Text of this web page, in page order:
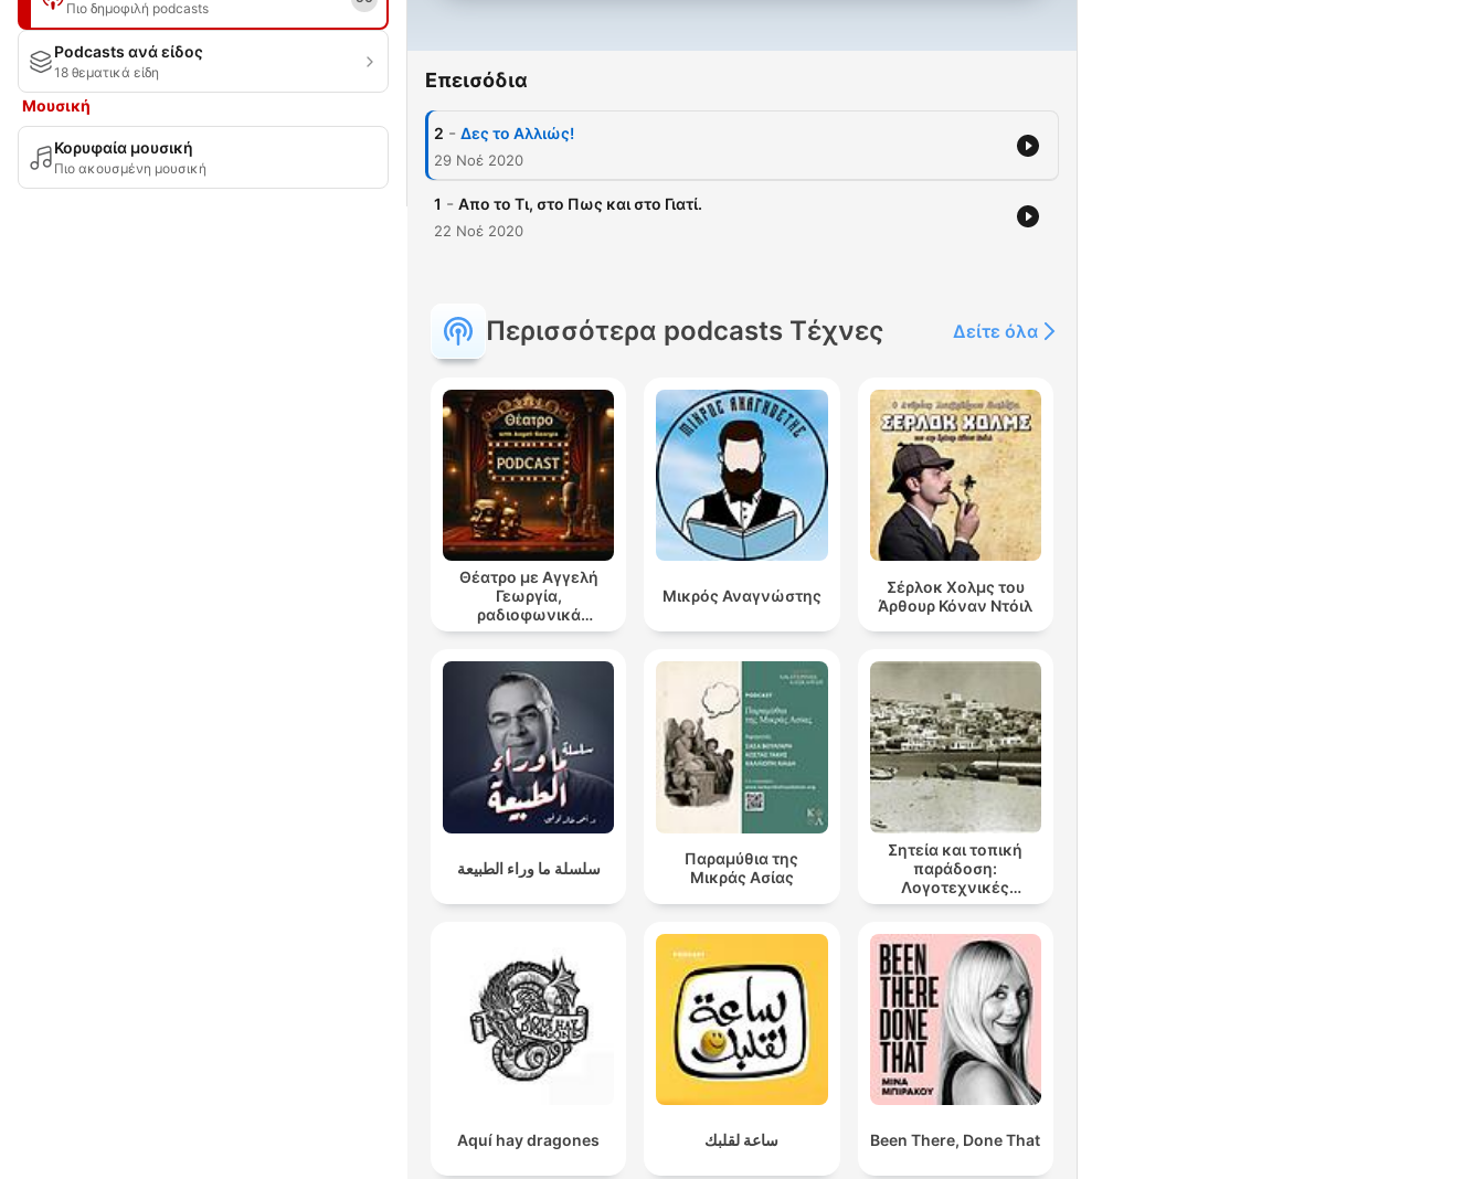
Πιο δημοφιλή podcasts
Podcasts ανά είδος
18 θεματικά είδη
Μουσική
Κορυφαία μουσική
Πιο ακουσμένη μουσική
Επεισόδια
2 - Δες το Αλλιώς!
29 Νοέ 2020
1 - Απο το Τι, στο Πως και στο Γιατί.
22 Νοέ 2020
Περισσότερα podcasts Τέχνες Δείτε όλα
Θέατρο με Αγγελή
Γεωργία,
ραδιοφωνικά
θεατρικά έργα
Μικρός Αναγνώστης
Σέρλοκ Χολμς του
Άρθουρ Κόναν Ντόιλ
سلسلة ما وراء الطبيعة
Παραμύθια της
Μικράς Ασίας
Σητεία και τοπική
παράδοση:
Λογοτεχνικές
αναγνώσεις του
Aquí hay dragones ساعة لقلبك Been There, Done That